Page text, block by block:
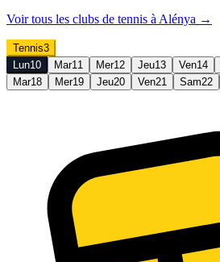
Voir tous les clubs de tennis à Alénya →
Tennis3
Lun10 Mar11 Mer12 Jeu13 Ven14
Mar18 Mer19 Jeu20 Ven21 Sam22